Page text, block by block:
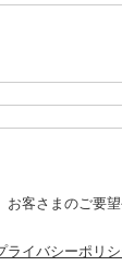
客さまのご要
ライバシーポリ